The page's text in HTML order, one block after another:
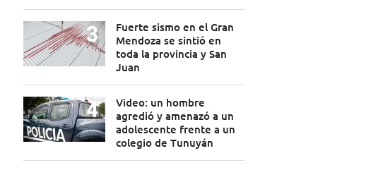
Fuerte sismo en el Gran
Mendoza se sintió en
toda la provincia y San
Juan
Video: un hombre
agredió y amenazó a un
adolescente frente a un
colegio de Tunuyán